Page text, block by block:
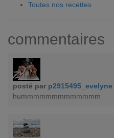
Toutes nos recettes
commentaires
posté par p2915495_evelyne
hummmmmmmmmmmmm